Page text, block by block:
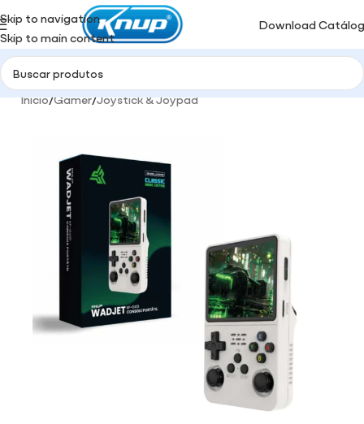
Skip to navigation
Skip to main content
Download
Início/Gamer/Joystick & Joypad